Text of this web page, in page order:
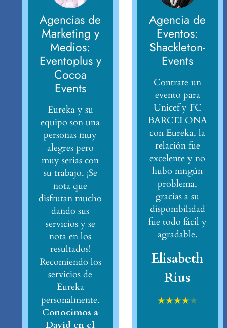
Agencias de
Marketing y
Medios:
Eventoplus y
Cocoa
Events
Eureka y su
equipo son una
personas muy
alegres pero
muy serias con
su trabajo. ¡Se
nota que
disfrutan mucho
dando sus
servicios y se
nota en los
resultados!
Recomiendo los
servicios de
Eureka
personalmente.
Conocimos a
David en el
Agencia de
Eventos:
Shackleton-
Events
Contrate un
evento para
Unicef y FC
BARCELONA
con Eureka, la
relación fue
excelente y no
hubo ningún
problema,
gracias a su
disponibilidad
fue todo fácil y
agradable.
Elisabeth
Rius
★★★★★